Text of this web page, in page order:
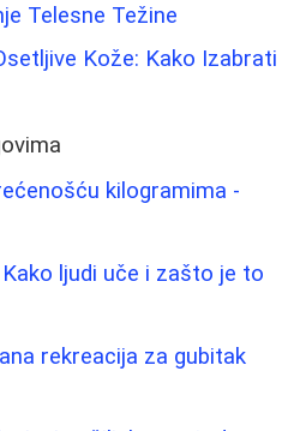
Telesne Težine
Kože: Kako Izabrati
kilogramima -
ljudi uče i zašto je to
rekreacija za gubitak